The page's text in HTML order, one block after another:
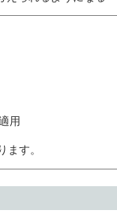
用
す。